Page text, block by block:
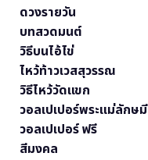
ดวงรายวัน
บทสวดมนต์
วิธีบนไอ้ไข่
ไหว้ท้าวเวสสุวรรณ
วิธีไหว้วัดแขก
วอลเปเปอร์พระแม่ลักษมี
วอลเปเปอร์ ฟรี
สีมงคล